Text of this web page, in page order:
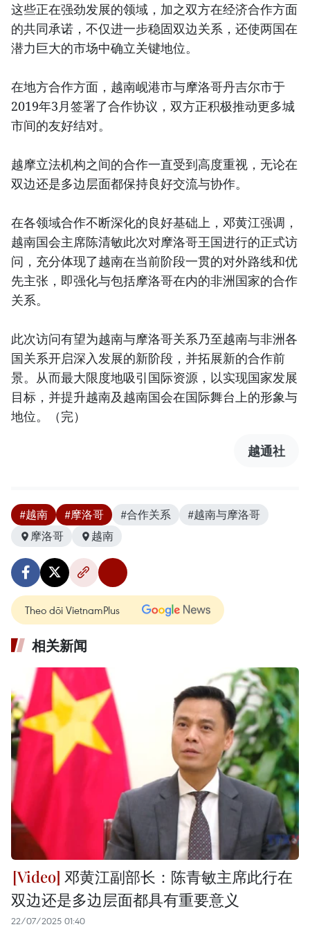
这些正在强劲发展的领域，加之双方在经济合作方面
的共同承诺，不仅进一步稳固双边关系，还使两国在
潜力巨大的市场中确立关键地位。
在地方合作方面，越南岘港市与摩洛哥丹吉尔市于
2019年3月签署了合作协议，双方正积极推动更多城
市间的友好结对。
越摩立法机构之间的合作一直受到高度重视，无论在
双边还是多边层面都保持良好交流与协作。
在各领域合作不断深化的良好基础上，邓黄江强调，
越南国会主席陈清敏此次对摩洛哥王国进行的正式访
问，充分体现了越南在当前阶段一贯的对外路线和优
先主张，即强化与包括摩洛哥在内的非洲国家的合作
关系。
此次访问有望为越南与摩洛哥关系乃至越南与非洲各
国关系开启深入发展的新阶段，并拓展新的合作前
景。从而最大限度地吸引国际资源，以实现国家发展
目标，并提升越南及越南国会在国际舞台上的形象与
地位。（完）
越通社
#越南 #摩洛哥 #合作关系
#越南与摩洛哥
摩洛哥
越南
Theo dõi VietnamPlus
相关新闻
邓黄江副部长：陈青敏主席此行在
双边还是多边层面都具有重要意义
22/07/2025 01:40